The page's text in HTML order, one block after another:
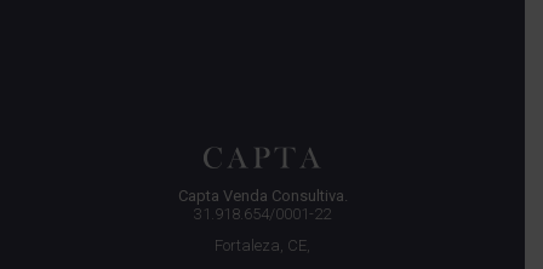
Capta Venda Consultiva.
31.918.654/0001-22
Fortaleza, CE,